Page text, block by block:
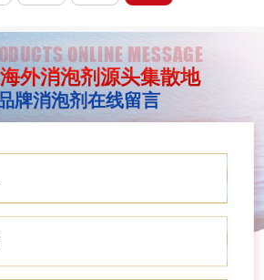
ONLINE MESSAGE
外消泡剂源头集散地
牌消泡剂在线留言